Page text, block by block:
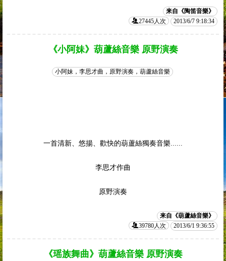
来自《陶笛音樂》
27445人次 2013/6/7 9:18:34
《小阿妹》葫蘆絲音樂 原野演奏
小阿妹，李思才曲，原野演奏，葫蘆絲音樂
一首清新、悠揚、歡快的葫蘆絲獨奏音樂......
李思才作曲
原野演奏
来自《葫蘆絲音樂》
39780人次 2013/6/1 9:36:55
《瑶族舞曲》葫蘆絲音樂 原野演奏